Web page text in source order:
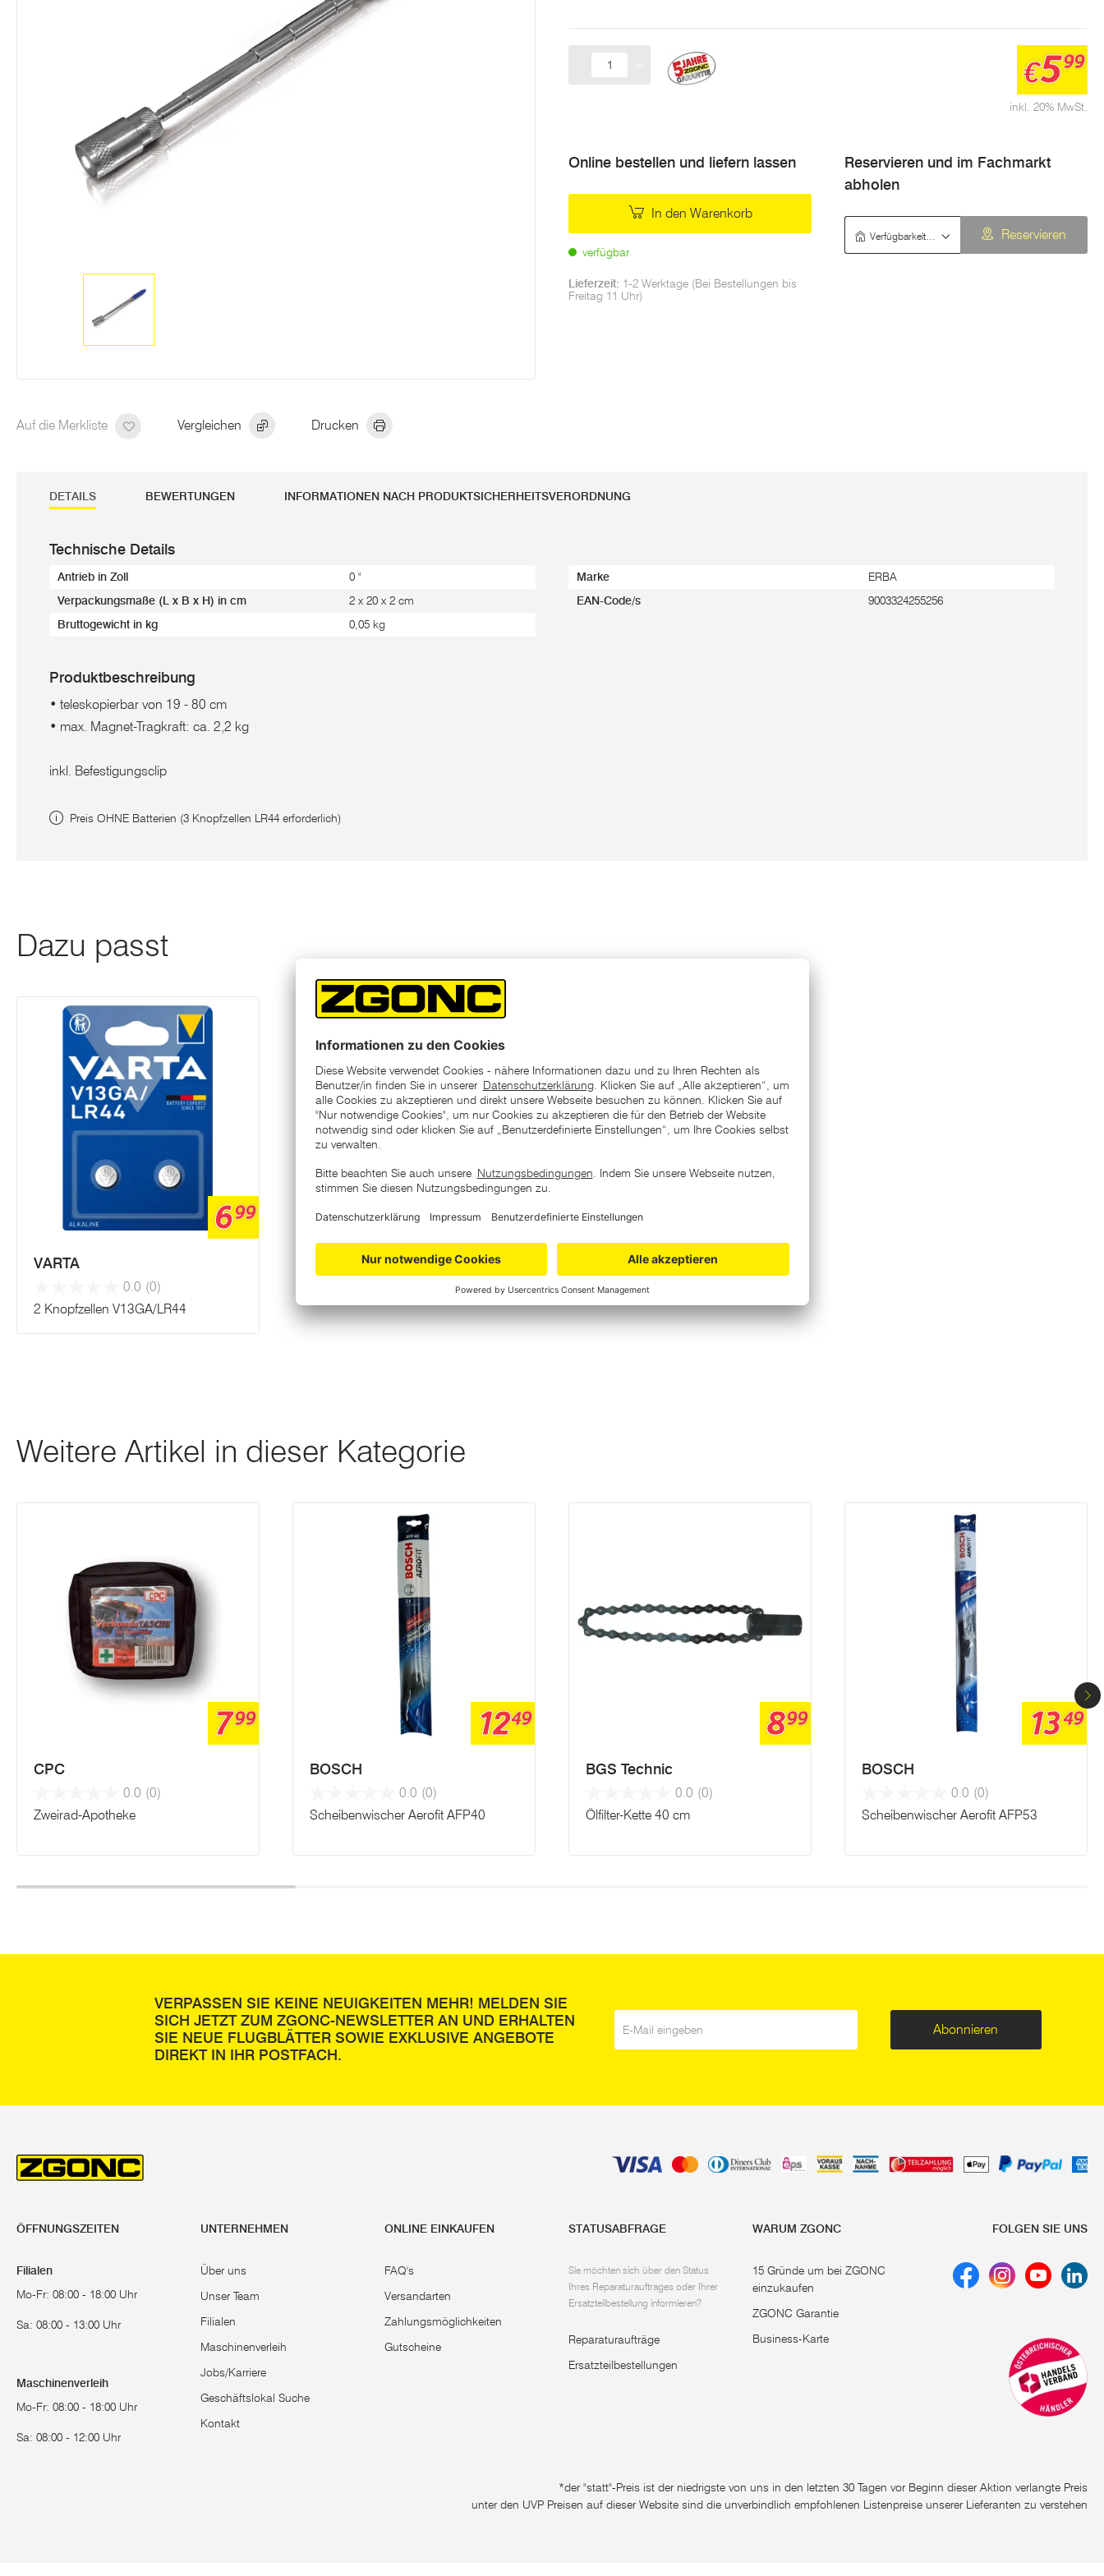
Auf die Merkliste Vergleichen Drucken
inkl. 20% MwSt.
€599
Online bestellen und liefern lassen
In den Warenkorb
verfügbar
Lieferzeit: 1-2 Werktage (Bei Bestellungen bis
Freitag 11 Uhr)
Reservieren und im Fachmarkt
abholen
Reservieren
DETAILS BEWERTUNGEN INFORMATIONEN NACH PRODUKTSICHERHEITSVERORDNUNG
Technische Details
Antrieb in Zoll 0 "
Verpackungsmaße (L x B x H) in cm 2 x 20 x 2 cm
Bruttogewicht in kg 0,05 kg
Marke ERBA
EAN-Code/s 9003324255256
Produktbeschreibung
• teleskopierbar von 19 - 80 cm
• max. Magnet-Tragkraft: ca. 2,2 kg
inkl. Befestigungsclip
Preis OHNE Batterien (3 Knopfzellen LR44 erforderlich)
Dazu passt
699
VARTA
0.0 (0)
2 Knopfzellen V13GA/LR44
Weitere Artikel in dieser Kategorie
799
CPC
0.0 (0)
Zweirad-Apotheke
1249
BOSCH
0.0 (0)
Scheibenwischer Aerofit AFP40
899
BGS Technic
0.0 (0)
Ölfilter-Kette 40 cm
1349
BOSCH
0.0 (0)
Scheibenwischer Aerofit AFP53
VERPASSEN SIE KEINE NEUIGKEITEN MEHR! MELDEN SIE
SICH JETZT ZUM ZGONC-NEWSLETTER AN UND ERHALTEN
SIE NEUE FLUGBLÄTTER SOWIE EXKLUSIVE ANGEBOTE
DIREKT IN IHR POSTFACH.
Abonnieren
ÖFFNUNGSZEITEN
Filialen
Mo-Fr: 08:00 - 18:00 Uhr
Sa: 08:00 - 13:00 Uhr
Maschinenverleih
Mo-Fr: 08:00 - 18:00 Uhr
Sa: 08:00 - 12:00 Uhr
UNTERNEHMEN
Über uns
Unser Team
Filialen
Maschinenverleih
Jobs/Karriere
Geschäftslokal Suche
Kontakt
ONLINE EINKAUFEN
FAQ's
Versandarten
Zahlungsmöglichkeiten
Gutscheine
STATUSABFRAGE
Sie möchten sich über den Status
Ihres Reparaturauftrages oder Ihrer
Ersatzteilbestellung informieren?
Reparaturaufträge
Ersatzteilbestellungen
WARUM ZGONC
15 Gründe um bei ZGONC
einzukaufen
ZGONC Garantie
Business-Karte
FOLGEN SIE UNS
*der "statt"-Preis ist der niedrigste von uns in den letzten 30 Tagen vor Beginn dieser Aktion verlangte Preis
unter den UVP Preisen auf dieser Website sind die unverbindlich empfohlenen Listenpreise unserer Lieferanten zu verstehen